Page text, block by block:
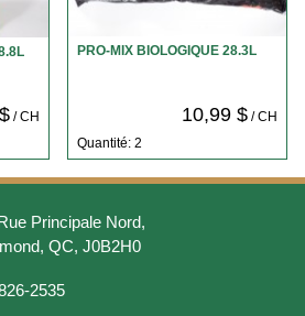
/ CH
PRO-MIX BIOLOGIQUE 28.3L
10,99 $/ CH
Quantité: 2
Principale Nord,
QC, J0B2H0
2535